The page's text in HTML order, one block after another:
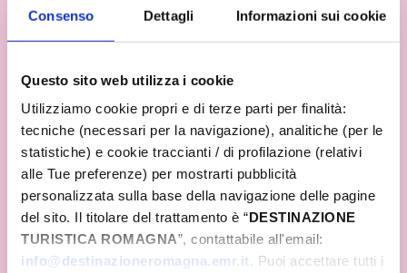
Consenso Dettagli Informazioni sui cookie
Questo sito web utilizza i cookie
Utilizziamo cookie propri e di terze parti per finalità:
tecniche (necessari per la navigazione), analitiche (per le
statistiche) e cookie traccianti / di profilazione (relativi
alle Tue preferenze) per mostrarti pubblicità
personalizzata sulla base della navigazione delle pagine
del sito. Il titolare del trattamento è “DESTINAZIONE
TURISTICA ROMAGNA”, contattabile all'email:
info@destinazioneromagna.emr.it. Puoi accettare tutti i